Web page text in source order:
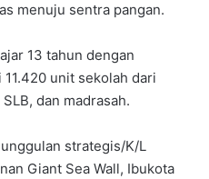
menuju sentra pangan.
13 tahun dengan
unit sekolah dari
dan madrasah.
strategis/K/L
Giant Sea Wall, Ibukota